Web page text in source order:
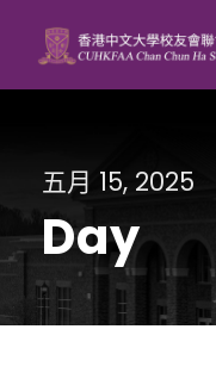
五月 15, 2025
Day